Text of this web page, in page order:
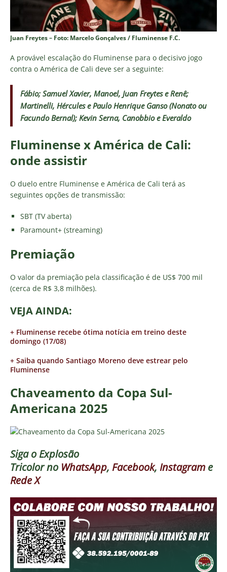
Juan Freytes – Foto: Marcelo Gonçalves / Fluminense F.C.
A provável escalação do Fluminense para o decisivo jogo
contra o América de Cali deve ser a seguinte:
Fábio; Samuel Xavier, Manoel, Juan Freytes e Renê;
Martinelli, Hércules e Paulo Henrique Ganso (Nonato ou
Facundo Bernal); Kevin Serna, Canobbio e Everaldo
Fluminense x América de Cali:
onde assistir
O duelo entre Fluminense e América de Cali terá as
seguintes opções de transmissão:
SBT (TV aberta)
Paramount+ (streaming)
Premiação
O valor da premiação pela classificação é de US$ 700 mil
(cerca de R$ 3,8 milhões).
VEJA AINDA:
+ Fluminense recebe ótima notícia em treino deste
domingo (17/08)
+ Saiba quando Santiago Moreno deve estrear pelo
Fluminense
Chaveamento da Copa Sul-
Americana 2025
Siga oExplosão
Tricolorno WhatsApp, Facebook, Instagram e
Rede X